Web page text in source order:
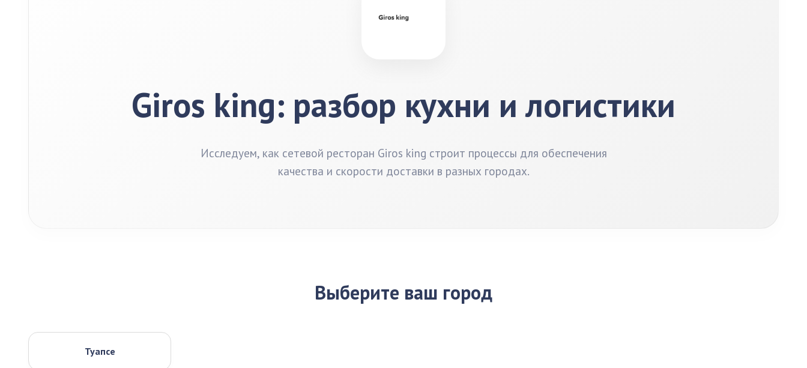
Giros king: разбор кухни и логистики
Исследуем, как сетевой ресторан Giros king строит процессы для обеспечения
качества и скорости доставки в разных городах.
Выберите ваш город
Туапсе